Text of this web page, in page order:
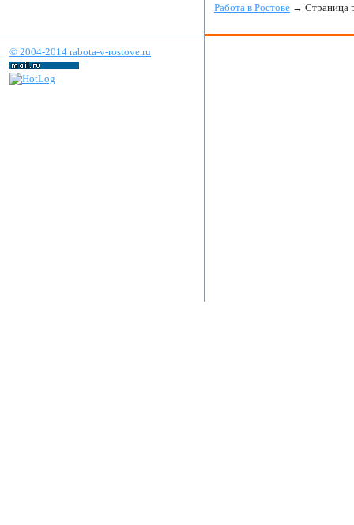
Работа в Ростове → Страница
© 2004-2014 rabota-v-rostove.ru